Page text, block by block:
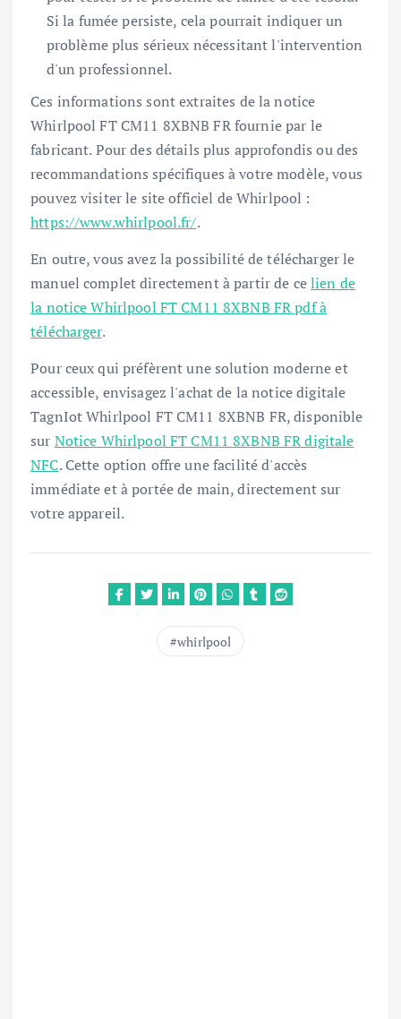
Si la fumée persiste, cela pourrait indiquer un
problème plus sérieux nécessitant l'intervention
d'un professionnel.
Ces informations sont extraites de la notice
Whirlpool FT CM11 8XBNB FR fournie par le
fabricant. Pour des détails plus approfondis ou des
recommandations spécifiques à votre modèle, vous
pouvez visiter le site officiel de Whirlpool :
https://www.whirlpool.fr/.
En outre, vous avez la possibilité de télécharger le
manuel complet directement à partir de celien de
la notice Whirlpool FT CM11 8XBNB FR pdf à
télécharger.
Pour ceux qui préfèrent une solution moderne et
accessible, envisagez l'achat de la notice digitale
TagnIot Whirlpool FT CM11 8XBNB FR, disponible
sur Notice Whirlpool FT CM11 8XBNB FR digitale
NFC. Cette option offre une facilité d'accès
immédiate et à portée de main, directement sur
votre appareil.
whirlpool